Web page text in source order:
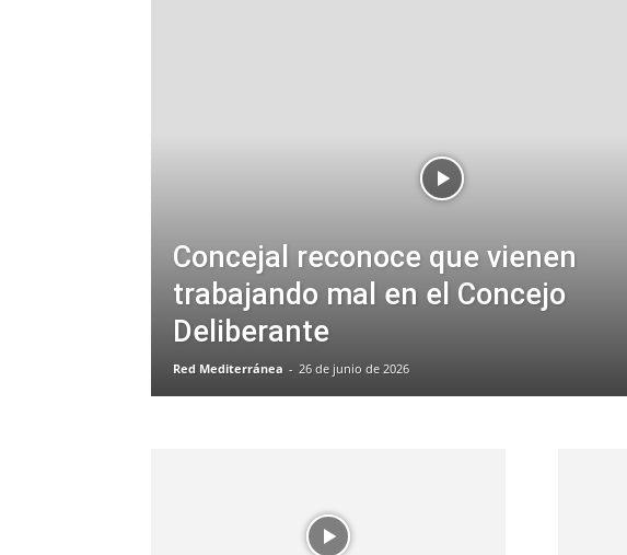
Concejal reconoce que vienen
trabajando mal en el Concejo
Deliberante
Red Mediterránea - 26 de junio de 2026